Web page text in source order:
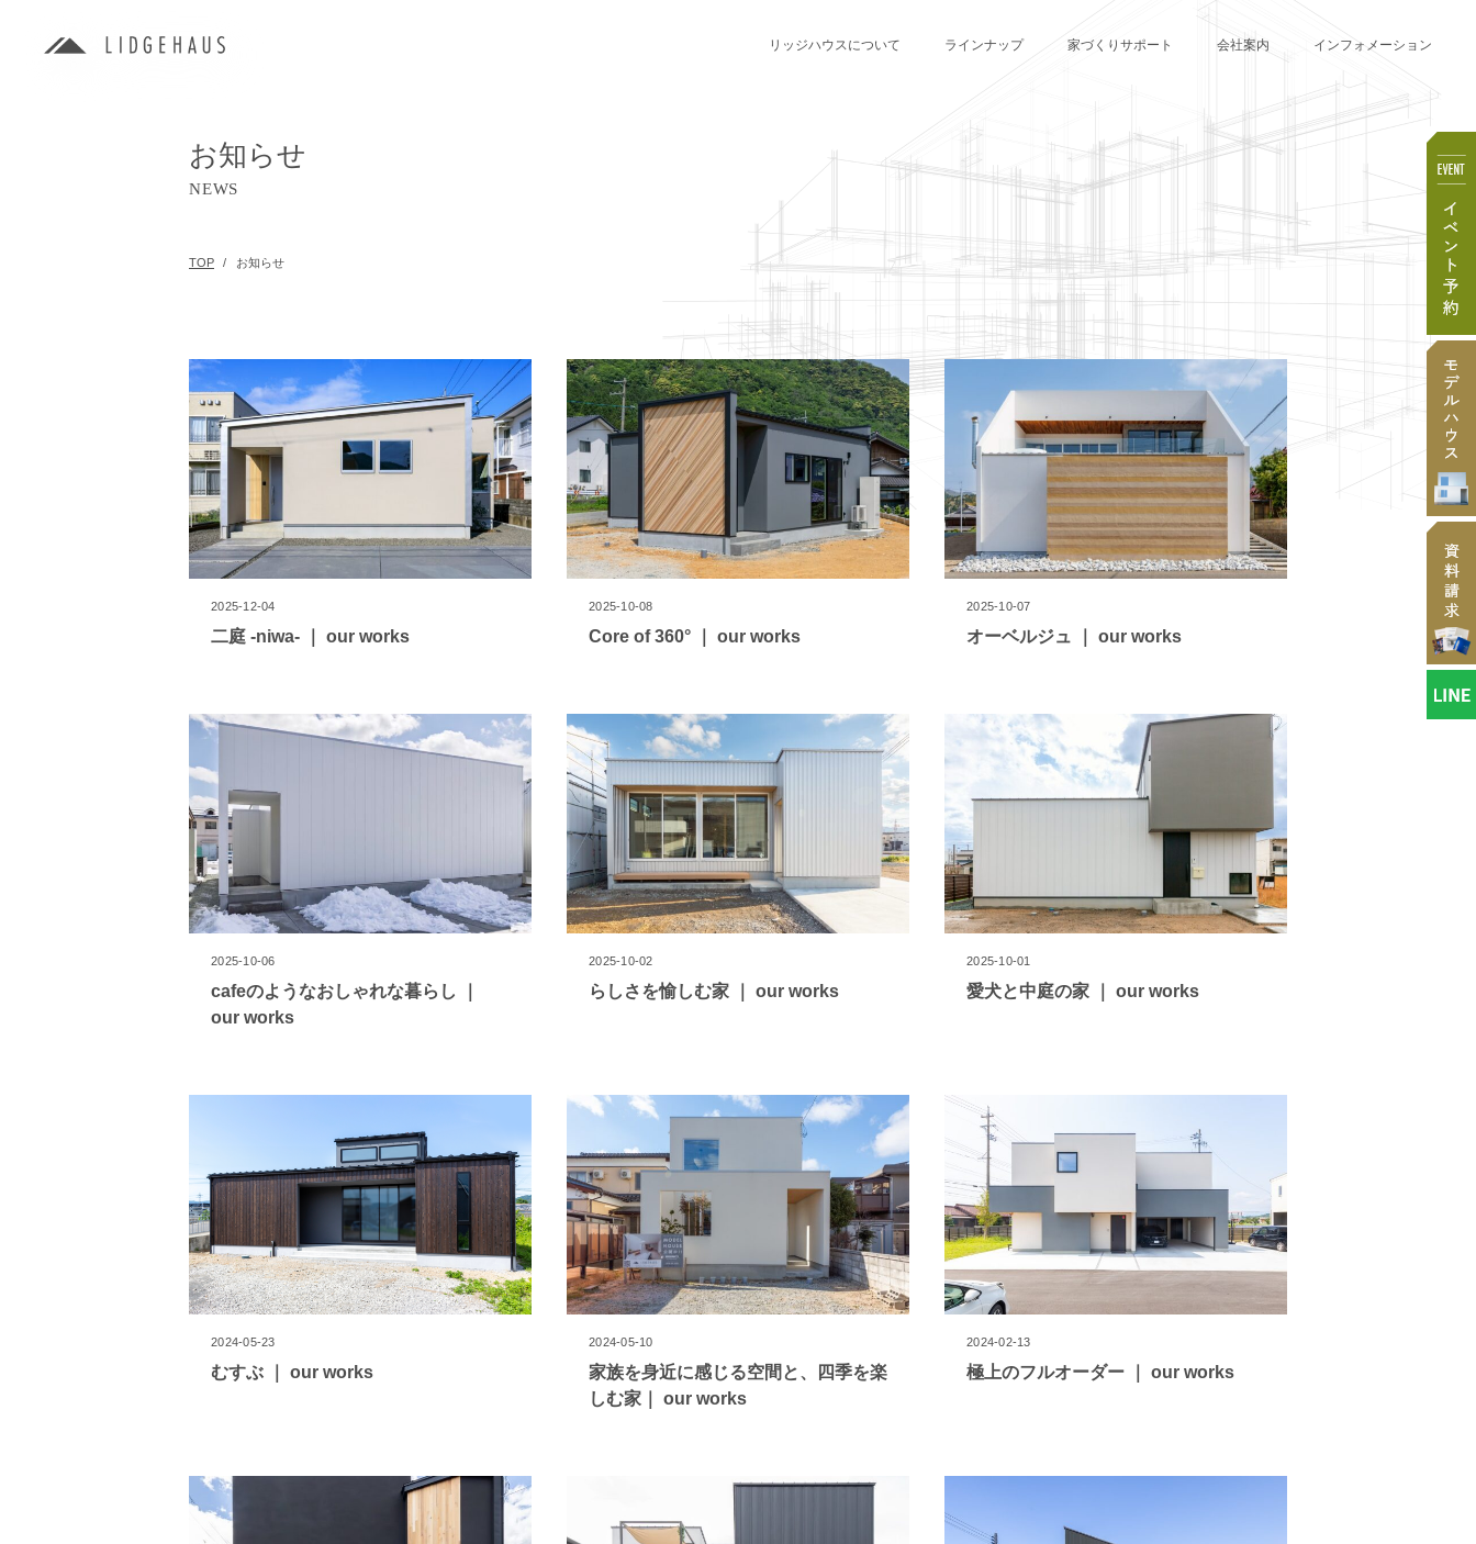
リッジハウスについて ラインナップ 家づくりサポート 会社案内 インフォメーション
TOP お知らせ
お知らせ
NEWS
2025-12-04
二庭 -niwa- ｜ our works
2025-10-08
Core of 360° ｜ our works
2025-10-07
オーベルジュ ｜ our works
2025-10-06
cafeのようなおしゃれな暮らし ｜
our works
2025-10-02
らしさを愉しむ家 ｜ our works
2025-10-01
愛犬と中庭の家 ｜ our works
2024-05-23
むすぶ ｜ our works
2024-05-10
家族を身近に感じる空間と、四季を楽
しむ家｜ our works
2024-02-13
極上のフルオーダー ｜ our works